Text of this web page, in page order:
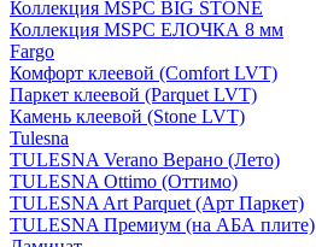
Коллекция MSPC BIG STONE
Коллекция MSPC ЕЛОЧКА 8 мм
Fargo
Комфорт клеевой (Comfort LVT)
Паркет клеевой (Parquet LVT)
Камень клеевой (Stone LVT)
Tulesna
TULESNA Verano Верано (Лето)
TULESNA Ottimo (Оттимо)
TULESNA Art Parquet (Арт Паркет)
TULESNA Премиум (на АБА плите)